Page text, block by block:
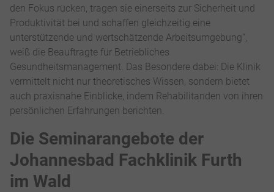
den Fokus rücken, tragen sie einerseits zur Sicherheit und
Produktivität bei und schaffen gleichzeitig eine
unterstützende und wertschätzende Arbeitsumgebung“,
weiß die Beauftragte für Betriebliches
Gesundheitsmanagement. Das Besondere dabei: Die Klinik
vermittelt nicht nur theoretisches Wissen, sondern bietet
auch praxisnahe Einblicke, indem Rehabilitanden von ihren
persönlichen Erfahrungen berichten.
Die Seminarangebote der
Johannesbad Fachklinik Furth
im Wald